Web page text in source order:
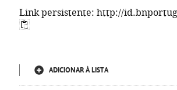
Link persistente: http://
ADICIONAR À LISTA